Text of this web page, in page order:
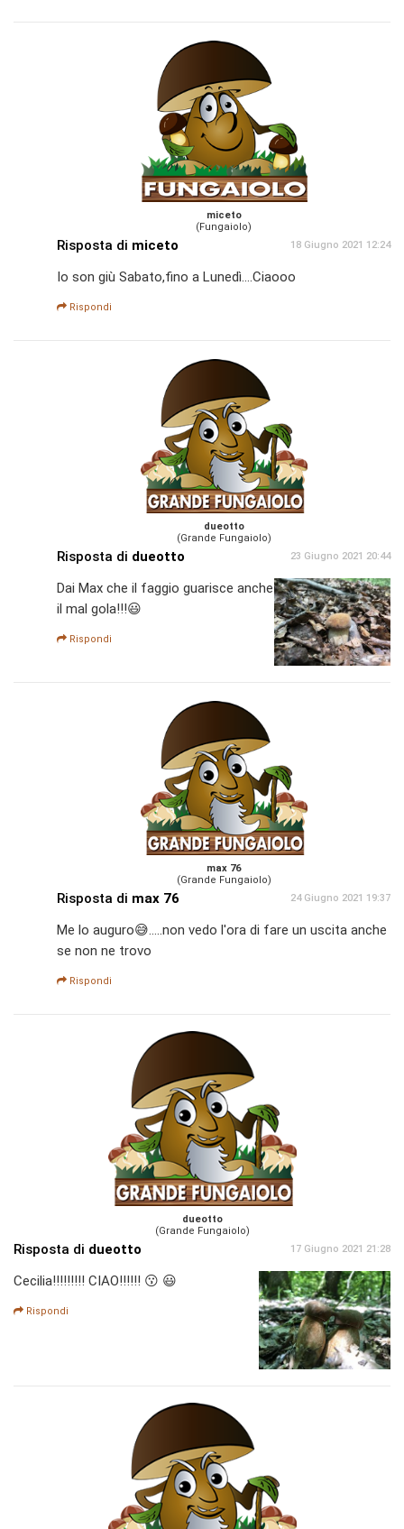
miceto
(Fungaiolo)
Risposta di miceto 18 Giugno 2021 12:24
Io son giù Sabato,fino a Lunedì....Ciaooo
Rispondi
dueotto
(Grande Fungaiolo)
Risposta di dueotto 23 Giugno 2021 20:44
Dai Max che il faggio guarisce anche
il mal gola!!!😃
Rispondi
max 76
(Grande Fungaiolo)
Risposta di max 76 24 Giugno 2021 19:37
Me lo auguro😅.....non vedo l'ora di fare un uscita anche
se non ne trovo
Rispondi
dueotto
(Grande Fungaiolo)
Risposta di dueotto 17 Giugno 2021 21:28
Cecilia!!!!!!!!! CIAO!!!!!! 😗 😃
Rispondi